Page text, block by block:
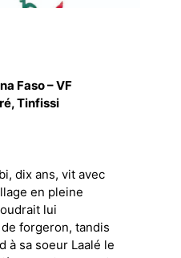
Faso – VF
Tinfissi
dix ans, vit avec
en pleine
lui
forgeron, tandis
à sa soeur Laalé le